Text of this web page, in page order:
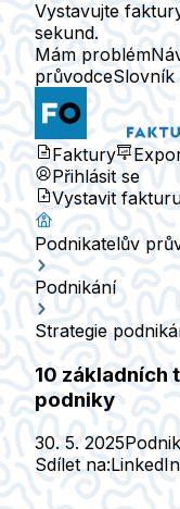
Vystavujte
sekund.
Mám problém
průvodceSlovník
Faktury
Přihlásit se
Vystavit
Podnikatelův
Podnikání
Strategie
10 základních
podniky
30. 5. 2025
Sdílet na:LinkedIn